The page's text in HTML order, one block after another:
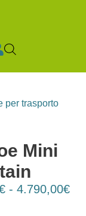
per trasporto
Mini
- 4.790,00€